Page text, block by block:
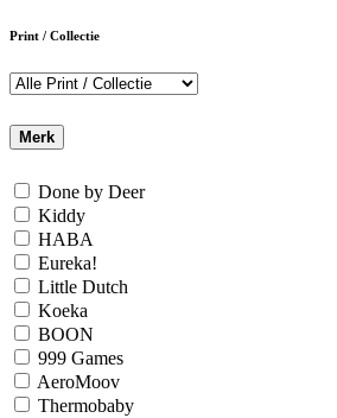
Print / Collectie
Merk
Done by Deer
Kiddy
HABA
Eureka!
Little Dutch
Koeka
BOON
999 Games
AeroMoov
Thermobaby